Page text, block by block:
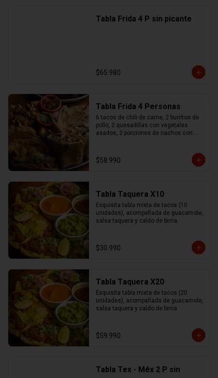
Tabla Frida 4 P sin picante
$65.980
Tabla Frida 4 Personas
6 tacos de chili de carne, 2 burritos de
pollo, 2 quesadillas con vegetales
asados, 2 porciones de nachos con
guacamole, sour cream, pico de gallo
$58.990
Tabla Taquera X10
Exquisita tabla mixta de tacos (10
unidades), acompañada de guacamole,
salsa taquera y caldo de birria.
$30.990
Tabla Taquera X20
Exquisita tabla mixta de tacos (20
unidades), acompañada de guacamole,
salsa taquera y caldo de birria
$59.990
Tabla Tex - Méx 2 P sin